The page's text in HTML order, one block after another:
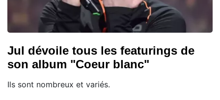
Jul dévoile tous les featurings de
son album "Coeur blanc"
Ils sont nombreux et variés.